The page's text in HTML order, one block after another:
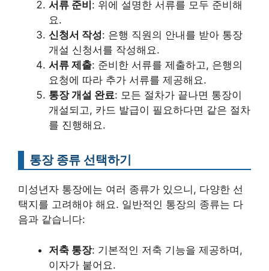
서류 준비 : 위에 설명한 서류를 모두 준비해
요.
신청서 작성: 은행 직원의 안내를 받아 통장
개설 신청서를 작성해요.
서류 제출: 준비한 서류를 제출하고, 은행의
요청에 따라 추가 서류를 제공해요.
통장 개설 완료: 모든 절차가 끝나면 통장이
개설되고, 카드 발급이 필요하다면 같은 절차
를 진행해요.
통장 종류 선택하기
미성년자 통장에는 여러 종류가 있으니, 다양한 선
택지를 고려해야 해요. 일반적인 통장의 종류는 다
음과 같습니다:
저축 통장: 기본적인 저축 기능을 제공하며,
이자가 붙어요.